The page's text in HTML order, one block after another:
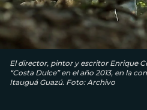
El director, pintor y escritor Enrique
“Costa Dulce” en el año 2013, en la
Itauguá Guazú. Foto: Archivo